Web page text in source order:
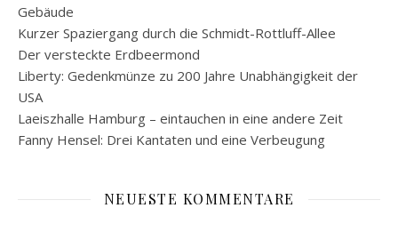
Gebäude
Kurzer Spaziergang durch die Schmidt-Rottluff-Allee
Der versteckte Erdbeermond
Liberty: Gedenkmünze zu 200 Jahre Unabhängigkeit der
USA
Laeiszhalle Hamburg – eintauchen in eine andere Zeit
Fanny Hensel: Drei Kantaten und eine Verbeugung
NEUESTE KOMMENTARE